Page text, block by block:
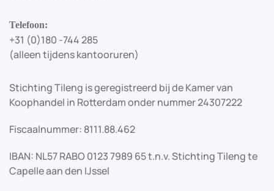
Telefoon:
+31 (0)180 -744 285
(alleen tijdens kantooruren)
Stichting Tileng is geregistreerd bij de Kamer van
Koophandel in Rotterdam onder nummer 24307222
Fiscaalnummer: 8111.88.462
IBAN: NL57 RABO 0123 7989 65 t.n.v. Stichting Tileng te
Capelle aan den IJssel